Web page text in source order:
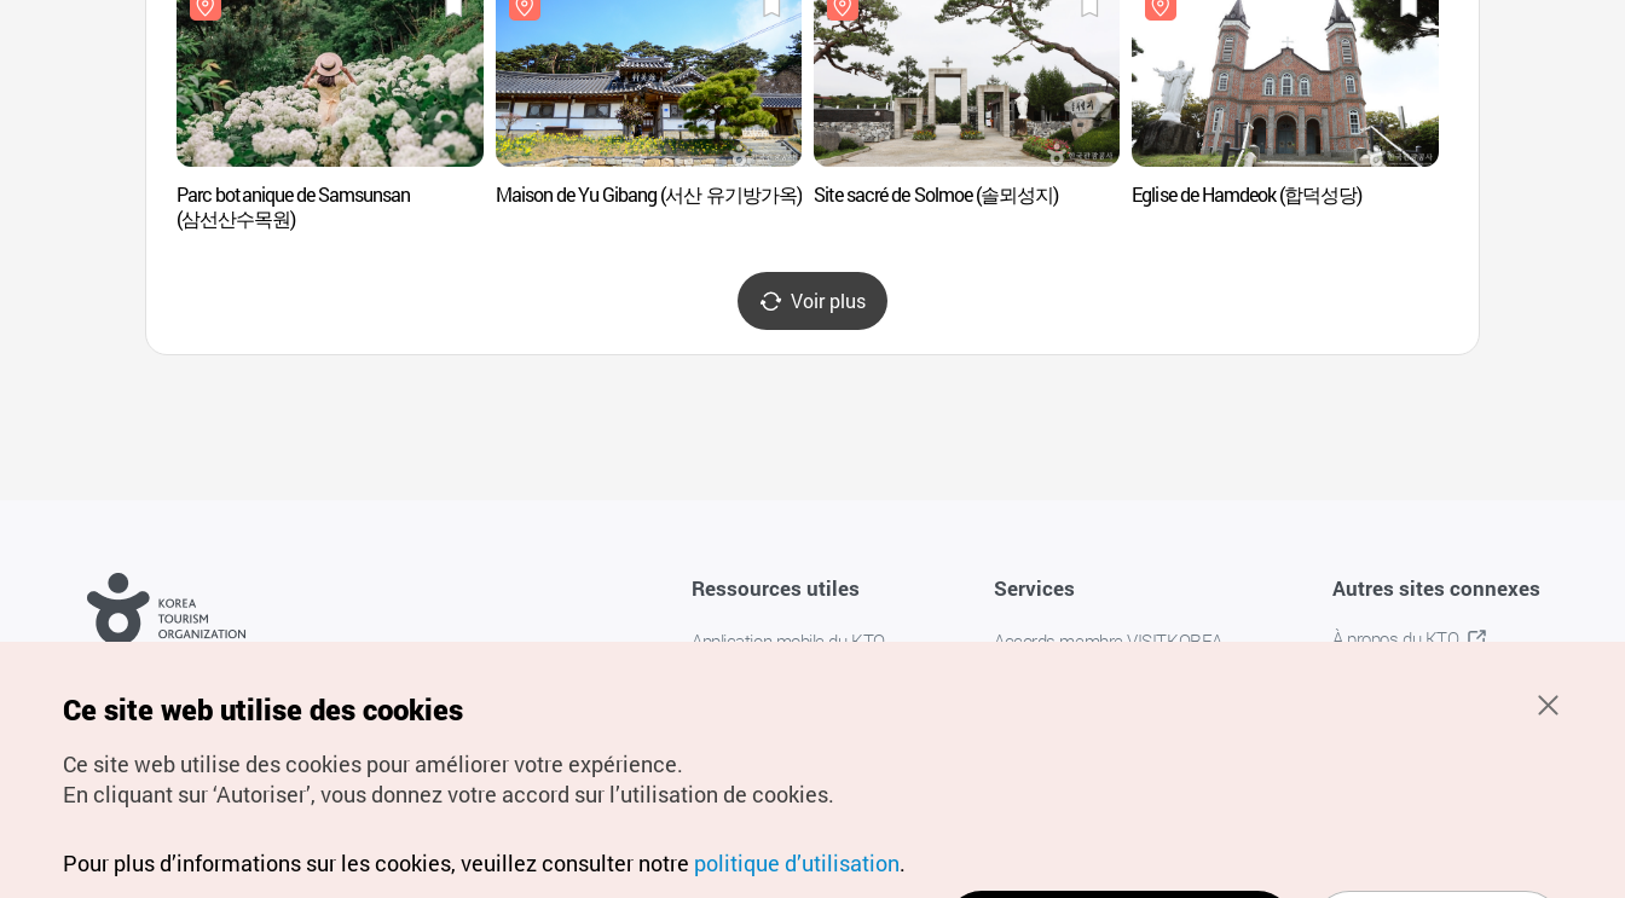
Parc botanique de Samsunsan
(삼선산수목원)
Maison de Yu Gibang (서산 유기방가옥) Site sacré de Solmoe (솔뫼성지) Eglise de Hamdeok (합덕성당)
Voir plus
Ressources utiles
Application mobile du KTO
Services
Accords membre VISITKOREA
Autres sites connexes
À propos du KTO
Pour les rapports d'erreurs et demandes de renseignements,
adressez vos demandes à
Ce site web utilise des cookies
Ce site web utilise des cookies pour améliorer votre expérience.
En cliquant sur ‘Autoriser’, vous donnez votre accord sur l’utilisation de cookies.
Pour plus d’informations sur les cookies, veuillez consulter notre politique d’utilisation.